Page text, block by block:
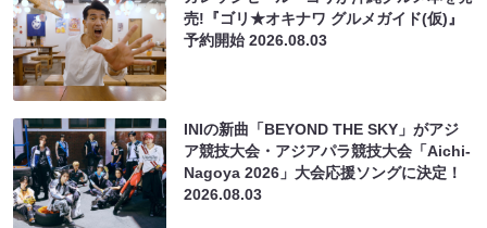
売!『ゴリ★オキナワ グルメガイド(仮)』
予約開始2026.08.03
INIの新曲「BEYOND THE SKY」がアジ
ア競技大会・アジアパラ競技大会「Aichi-
Nagoya 2026」大会応援ソングに決定！
2026.08.03